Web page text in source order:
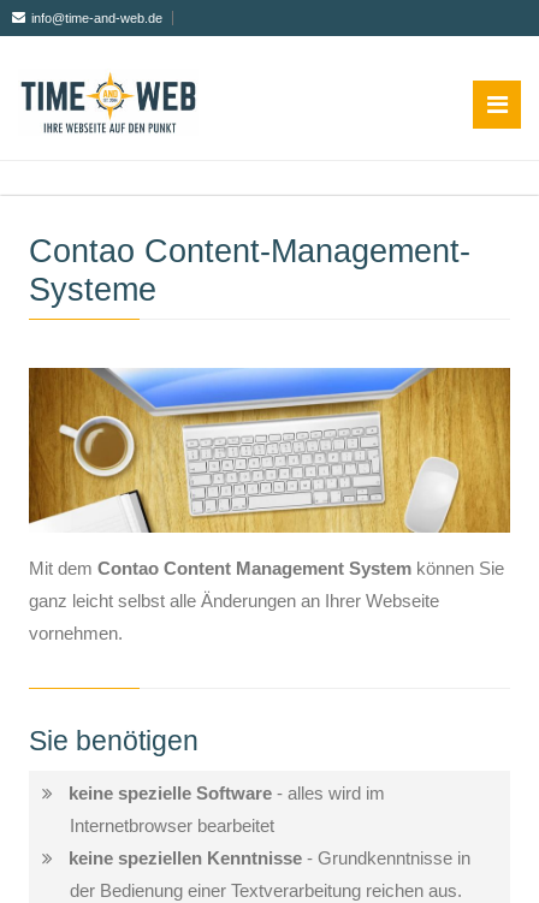
info@time-and-web.de
Contao Content-Management-
Systeme
Mit demContao Content Management System können Sie
ganz leicht selbst alle Änderungen an Ihrer Webseite
vornehmen.
Sie benötigen
keine spezielle Software - alles wird im
Internetbrowser bearbeitet
keine speziellen Kenntnisse - Grundkenntnisse in
der Bedienung einer Textverarbeitung reichen aus.